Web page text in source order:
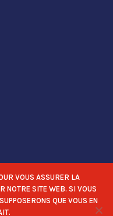
VOUS ASSURER LA
NOTRE SITE WEB. SI VOUS
QUE VOUS EN